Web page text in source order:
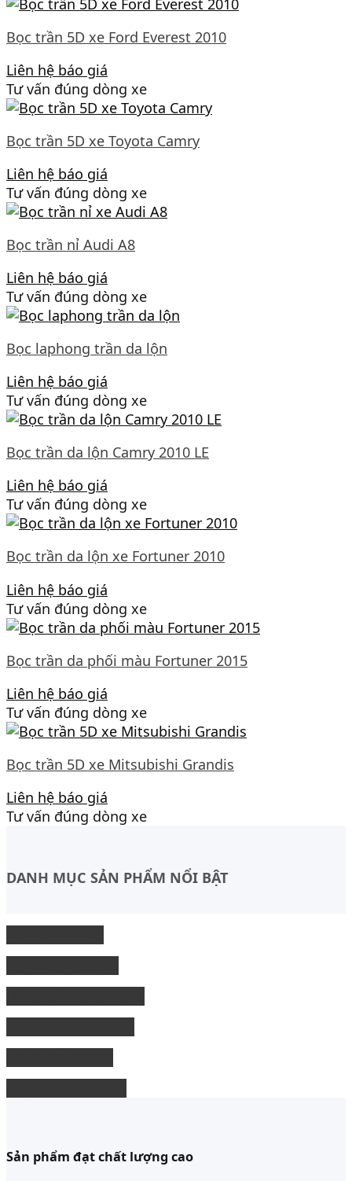
Bọc trần 5D xe Ford Everest 2010
Liên hệ báo giá
Tư vấn đúng dòng xe
Bọc trần 5D xe Toyota Camry
Liên hệ báo giá
Tư vấn đúng dòng xe
Bọc trần nỉ Audi A8
Liên hệ báo giá
Tư vấn đúng dòng xe
Bọc laphong trần da lộn
Liên hệ báo giá
Tư vấn đúng dòng xe
Bọc trần da lộn Camry 2010 LE
Liên hệ báo giá
Tư vấn đúng dòng xe
Bọc trần da lộn xe Fortuner 2010
Liên hệ báo giá
Tư vấn đúng dòng xe
Bọc trần da phối màu Fortuner 2015
Liên hệ báo giá
Tư vấn đúng dòng xe
Bọc trần 5D xe Mitsubishi Grandis
Liên hệ báo giá
Tư vấn đúng dòng xe
DANH MỤC SẢN PHẨM NỔI BẬT
Sản phẩm đạt chất lượng cao